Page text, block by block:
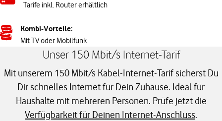
Tarife inkl. Router erhältlich
Kombi-Vorteile:
Mit TV oder Mobilfunk
Unser 150 Mbit/s Internet-Tarif
Mit unserem 150 Mbit/s Kabel-Internet-Tarif sicherst Du
Dir schnelles Internet für Dein Zuhause. Ideal für
Haushalte mit mehreren Personen. Prüfe jetzt die
Verfügbarkeit für Deinen Internet-Anschluss.